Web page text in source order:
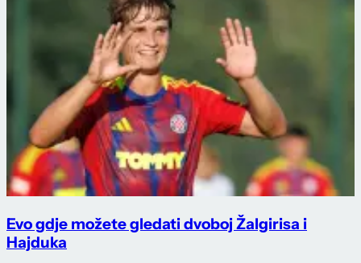
Evo gdje možete gledati dvoboj Žalgirisa i
Hajduka